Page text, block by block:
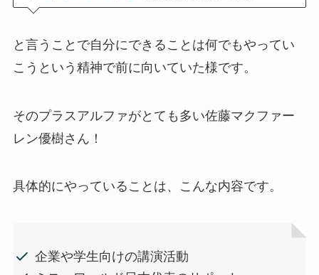
と言うことで自分にできることは何でもやってい
こうという精神で前に向いていた様です。
そのプラスアルファがとても多い佐藤マクファー
レン優樹さん！
具体的にやっていることは、こんな内容です。
企業や学生向けの講演活動